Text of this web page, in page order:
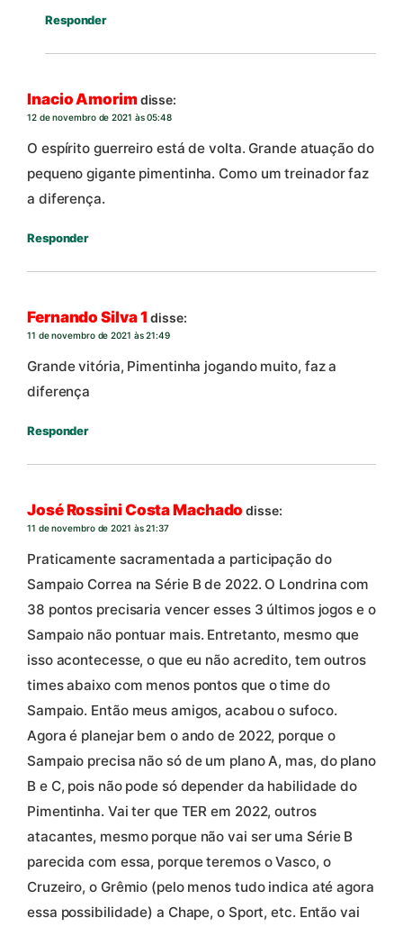
Responder
Inacio Amorimdisse:
12 de novembro de 2021 às 05:48
O espírito guerreiro está de volta. Grande atuação do
pequeno gigante pimentinha. Como um treinador faz
a diferença.
Responder
Fernando Silva 1 disse:
11 de novembro de 2021 às 21:49
Grande vitória, Pimentinha jogando muito, faz a
diferença
Responder
José Rossini Costa Machado disse:
11 de novembro de 2021 às 21:37
Praticamente sacramentada a participação do
Sampaio Correa na Série B de 2022. O Londrina com
38 pontos precisaria vencer esses 3 últimos jogos e o
Sampaio não pontuar mais. Entretanto, mesmo que
isso acontecesse, o que eu não acredito, tem outros
times abaixo com menos pontos que o time do
Sampaio. Então meus amigos, acabou o sufoco.
Agora é planejar bem o ando de 2022, porque o
Sampaio precisa não só de um plano A, mas, do plano
B e C, pois não pode só depender da habilidade do
Pimentinha. Vai ter que TER em 2022, outros
atacantes, mesmo porque não vai ser uma Série B
parecida com essa, porque teremos o Vasco, o
Cruzeiro, o Grêmio (pelo menos tudo indica até agora
essa possibilidade) a Chape, o Sport, etc. Então vai